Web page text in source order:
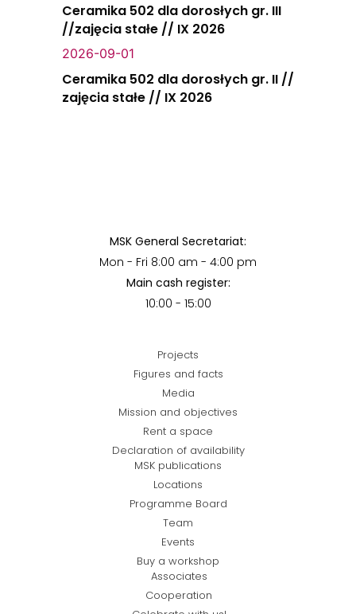
Ceramika 502 dla dorosłych gr. III
//zajęcia stałe // IX 2026
2026-09-01
Ceramika 502 dla dorosłych gr. II //
zajęcia stałe // IX 2026
MSK General Secretariat:
Mon - Fri 8:00 am - 4:00 pm
Main cash register:
10:00 - 15:00
Projects
Figures and facts
Media
Mission and objectives
Rent a space
Declaration of availability
MSK publications
Locations
Programme Board
Team
Events
Buy a workshop
Associates
Cooperation